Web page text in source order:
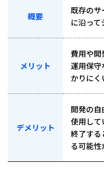
概要
既存のサ
に沿っ
メリット
費用や開
運用保守
かりにく
デメリット
開発の自
使用して
終了する
る可能性